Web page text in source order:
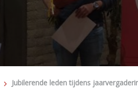
Jubilerende leden tijdens